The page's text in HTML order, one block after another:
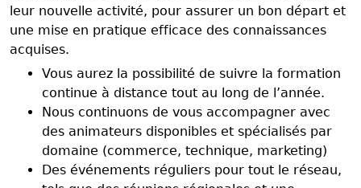
leur nouvelle activité, pour assurer un bon départ et
une mise en pratique efficace des connaissances
acquises.
Vous aurez la possibilité de suivre la formation
continue à distance tout au long de l’année.
Nous continuons de vous accompagner avec
des animateurs disponibles et spécialisés par
domaine (commerce, technique, marketing)
Des événements réguliers pour tout le réseau,